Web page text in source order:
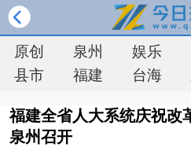
原创 泉州 娱乐
县市
福建 台海
福建全省人大系统庆祝改
泉州召开